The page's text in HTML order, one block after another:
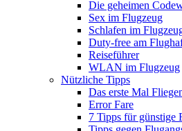
Die geheimen
Sex im Flugzeug
Schlafen im
Duty-free am
Reiseführer
WLAN im Flugzeug
Nützliche Tipps
Das erste Mal
Error Fare
7 Tipps für günstige